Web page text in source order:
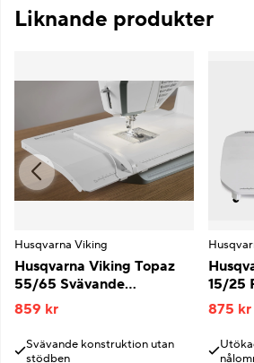
Liknande produkter
Husqvarna Viking
Husqvarna Viking Topaz
55/65 Svävande
Förlängningsbord
859 kr
Svävande konstruktion utan
stödben
15/25
875 kr